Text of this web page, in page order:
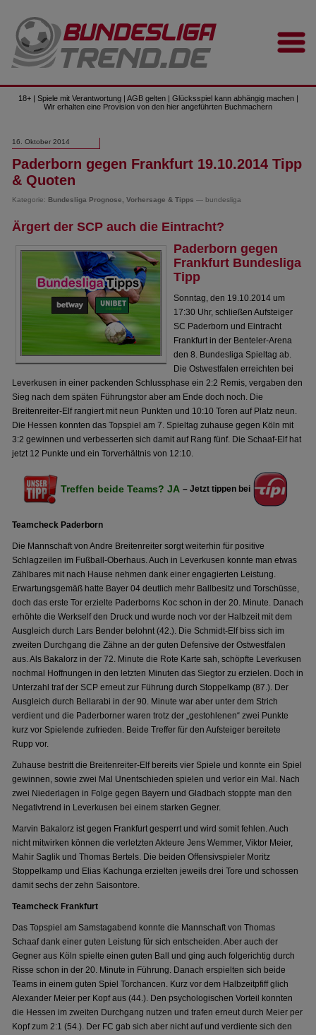
18+ | Spiele mit Verantwortung | AGB gelten | Glücksspiel kann abhängig machen |
Wir erhalten eine Provision von den hier angeführten Buchmachern
16. Oktober 2014
Paderborn gegen Frankfurt 19.10.2014 Tipp
& Quoten
Kategorie: Bundesliga Prognose, Vorhersage & Tipps — bundesliga
Ärgert der SCP auch die Eintracht?
Paderborn gegen
Frankfurt Bundesliga
Tipp
Sonntag, den 19.10.2014 um
17:30 Uhr, schließen Aufsteiger
SC Paderborn und Eintracht
Frankfurt in der Benteler-Arena
den 8. Bundesliga Spieltag ab.
Die Ostwestfalen erreichten bei
Leverkusen in einer packenden Schlussphase ein 2:2 Remis, vergaben den
Sieg nach dem späten Führungstor aber am Ende doch noch. Die
Breitenreiter-Elf rangiert mit neun Punkten und 10:10 Toren auf Platz neun.
Die Hessen konnten das Topspiel am 7. Spieltag zuhause gegen Köln mit
3:2 gewinnen und verbesserten sich damit auf Rang fünf. Die Schaaf-Elf hat
jetzt 12 Punkte und ein Torverhältnis von 12:10.
Treffen beide Teams? JA – Jetzt tippen bei
Teamcheck Paderborn
Die Mannschaft von Andre Breitenreiter sorgt weiterhin für positive
Schlagzeilen im Fußball-Oberhaus. Auch in Leverkusen konnte man etwas
Zählbares mit nach Hause nehmen dank einer engagierten Leistung.
Erwartungsgemäß hatte Bayer 04 deutlich mehr Ballbesitz und Torschüsse,
doch das erste Tor erzielte Paderborns Koc schon in der 20. Minute. Danach
erhöhte die Werkself den Druck und wurde noch vor der Halbzeit mit dem
Ausgleich durch Lars Bender belohnt (42.). Die Schmidt-Elf biss sich im
zweiten Durchgang die Zähne an der guten Defensive der Ostwestfalen
aus. Als Bakalorz in der 72. Minute die Rote Karte sah, schöpfte Leverkusen
nochmal Hoffnungen in den letzten Minuten das Siegtor zu erzielen. Doch in
Unterzahl traf der SCP erneut zur Führung durch Stoppelkamp (87.). Der
Ausgleich durch Bellarabi in der 90. Minute war aber unter dem Strich
verdient und die Paderborner waren trotz der „gestohlenen“ zwei Punkte
kurz vor Spielende zufrieden. Beide Treffer für den Aufsteiger bereitete
Rupp vor.
Zuhause bestritt die Breitenreiter-Elf bereits vier Spiele und konnte ein Spiel
gewinnen, sowie zwei Mal Unentschieden spielen und verlor ein Mal. Nach
zwei Niederlagen in Folge gegen Bayern und Gladbach stoppte man den
Negativtrend in Leverkusen bei einem starken Gegner.
Marvin Bakalorz ist gegen Frankfurt gesperrt und wird somit fehlen. Auch
nicht mitwirken können die verletzten Akteure Jens Wemmer, Viktor Meier,
Mahir Saglik und Thomas Bertels. Die beiden Offensivspieler Moritz
Stoppelkamp und Elias Kachunga erzielten jeweils drei Tore und schossen
damit sechs der zehn Saisontore.
Teamcheck Frankfurt
Das Topspiel am Samstagabend konnte die Mannschaft von Thomas
Schaaf dank einer guten Leistung für sich entscheiden. Aber auch der
Gegner aus Köln spielte einen guten Ball und ging auch folgerichtig durch
Risse schon in der 20. Minute in Führung. Danach erspielten sich beide
Teams in einem guten Spiel Torchancen. Kurz vor dem Halbzeitpfiff glich
Alexander Meier per Kopf aus (44.). Den psychologischen Vorteil konnten
die Hessen im zweiten Durchgang nutzen und trafen erneut durch Meier per
Kopf zum 2:1 (54.). Der FC gab sich aber nicht auf und verdiente sich den